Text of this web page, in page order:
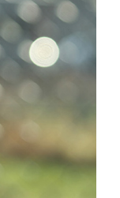
een
voor